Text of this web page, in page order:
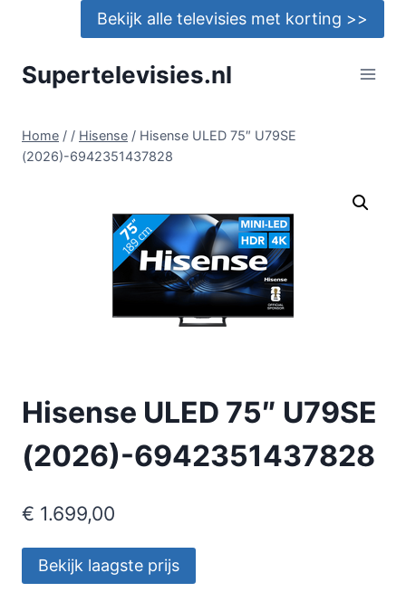
Bekijk alle televisies met korting >>
Supertelevisies.nl
Home / / Hisense / Hisense ULED 75″ U79SE
(2026)-6942351437828
Hisense ULED 75″ U79SE
(2026)-6942351437828
€ 1.699,00
Bekijk laagste prijs